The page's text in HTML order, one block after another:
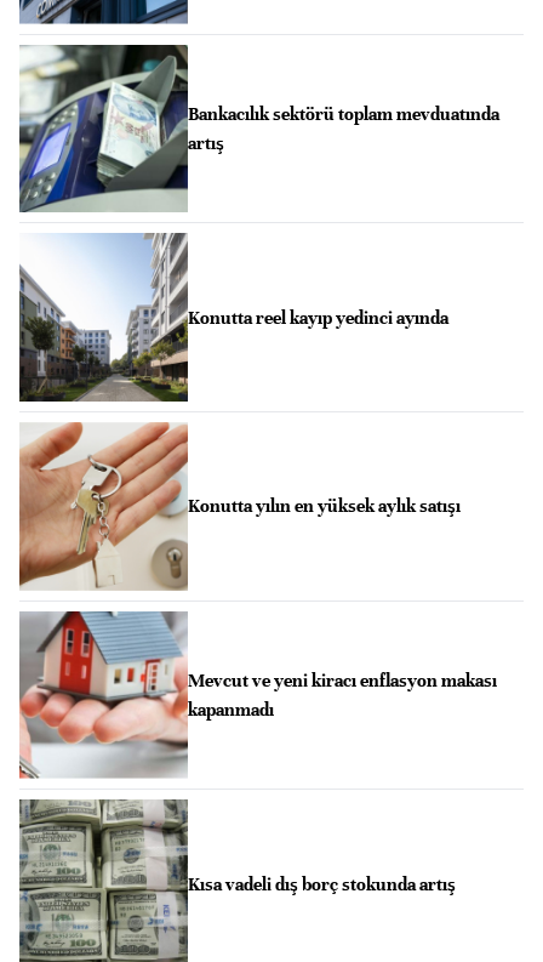
Bankacılık sektörü toplam mevduatında
artış
Konutta reel kayıp yedinci ayında
Konutta yılın en yüksek aylık satışı
Mevcut ve yeni kiracı enflasyon makası
kapanmadı
Kısa vadeli dış borç stokunda artış